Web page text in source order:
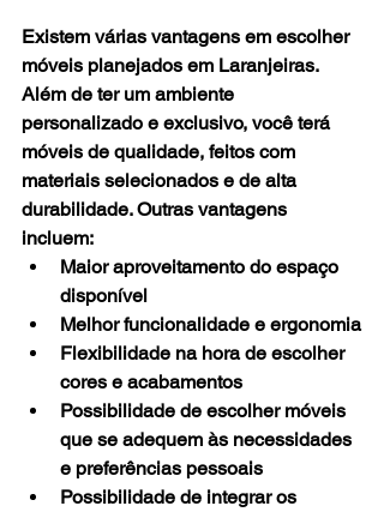
Existem várias vantagens em escolher
móveis planejados em Laranjeiras.
Além de ter um ambiente
personalizado e exclusivo, você terá
móveis de qualidade, feitos com
materiais selecionados e de alta
durabilidade. Outras vantagens
incluem:
Maior aproveitamento do espaço
disponível
Melhor funcionalidade e ergonomia
Flexibilidade na hora de escolher
cores e acabamentos
Possibilidade de escolher móveis
que se adequem às necessidades
e preferências pessoais
Possibilidade de integrar os